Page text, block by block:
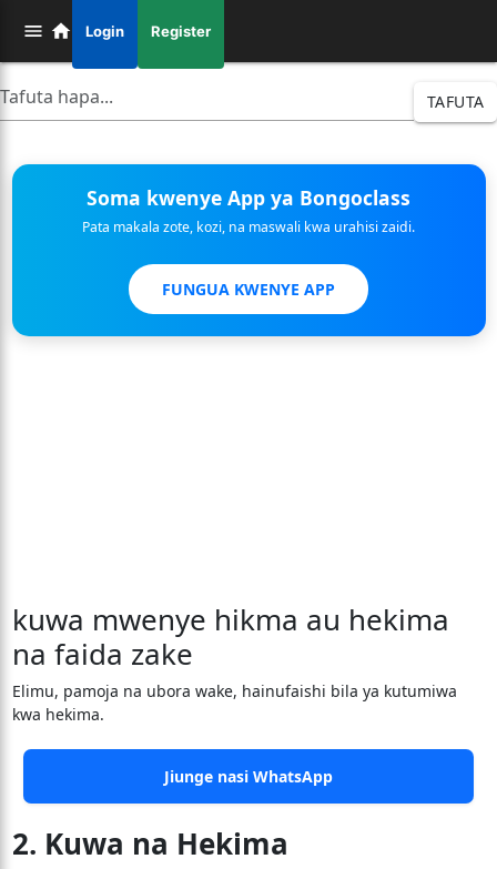
Login Register
TAFUTA
Soma kwenye App ya Bongoclass
Pata makala zote, kozi, na maswali kwa urahisi zaidi.
FUNGUA KWENYE APP
kuwa mwenye hikma au hekima
na faida zake
Elimu, pamoja na ubora wake, hainufaishi bila ya kutumiwa
kwa hekima.
Jiunge nasi WhatsApp
2. Kuwa na Hekima